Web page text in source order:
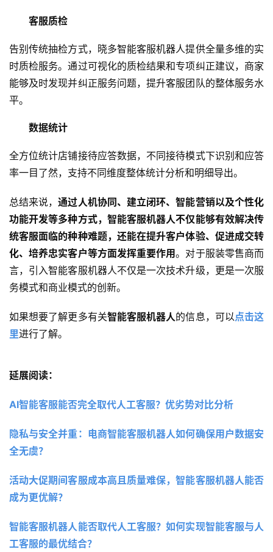
客服质检
告别传统抽检方式，晓多智能客服机器人提供全量多维的实
时质检服务。通过可视化的质检结果和专项纠正建议，商家
能够及时发现并纠正服务问题，提升客服团队的整体服务水
平。
数据统计
全方位统计店铺接待应答数据，不同接待模式下识别和应答
率一目了然，支持不同维度整体统计分析和明细导出。
总结来说，通过人机协同、建立闭环、智能营销以及个性化
功能开发等多种方式，智能客服机器人不仅能够有效解决传
统客服面临的种种难题，还能在提升客户体验、促进成交转
化、培养忠实客户等方面发挥重要作用。对于服装零售商而
言，引入智能客服机器人不仅是一次技术升级，更是一次服
务模式和商业模式的创新。
如果想要了解更多有关智能客服机器人的信息，可以点击这
里进行了解。
延展阅读：
AI智能客服能否完全取代人工客服？优劣势对比分析
隐私与安全并重：电商智能客服机器人如何确保用户数据安
全无虞？
活动大促期间客服成本高且质量难保，智能客服机器人能否
成为更优解？
智能客服机器人能否取代人工客服？如何实现智能客服与人
工客服的最优结合？